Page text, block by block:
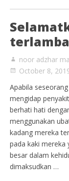
noor adzhar
October 8,
Apabila
mengidap
berhati hati
menggunakan
kadang mereka
pada kaki mereka
besar dalam
dimaksudkan …